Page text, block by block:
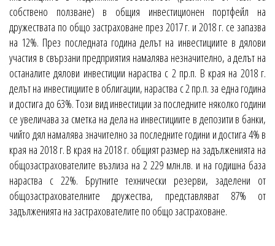
собствено ползване) в общия инвестиционен портфейл на
дружествата по общо застраховане през 2017 г. и 2018 г. се запазва
на 12%. През последната година делът на инвестициите в дялови
участия в свързани предприятия намалява незначително, а делът на
останалите дялови инвестиции нараства с 2 пр.п. В края на 2018 г.
делът на инвестициите в облигации, нараства с 2 пр.п. за една година
и достига до 63%. Този вид инвестиции за последните няколко години
се увеличава за сметка на дела на инвестициите в депозити в банки,
чийто дял намалява значително за последните години и достига 4% в
края на 2018 г. В края на 2018 г. общият размер на задълженията на
общозастрахователите възлиза на 2 229 млн.лв. и на годишна база
нараства с 22%. Брутните технически резерви, заделени от
общозастрахователните дружества, представляват 87% от
задълженията на застрахователите по общо застраховане.